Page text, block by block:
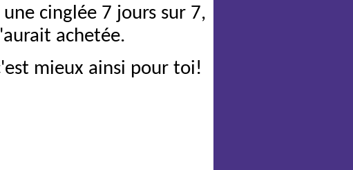
cinglée 7 jours sur 7,
achetée.
mieux ainsi pour toi!